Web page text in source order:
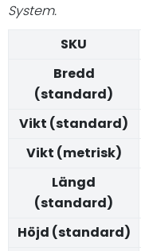
System.
SKU
Bredd
(standard)
Vikt (standard)
Vikt (metrisk)
Längd
(standard)
Höjd (standard)